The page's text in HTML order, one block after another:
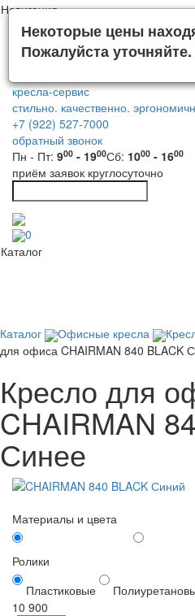
Навигация
кресла-сервис
стильно. качественно.
+7 (922) 527-7000
обратный звонок
Пн - Пт: 900 - 1900Сб: 1000 - 1600
приём заявок круглосуточно
0
Каталог
Каталог Офисные кресла
для офиса CHAIRMAN 840 BLACK
Кресло для
CHAIRMAN
Синее
Материалы и цвета
Ролики
Пластиковые
10 900
Некоторые цены
Пожалуйста уточняйте.